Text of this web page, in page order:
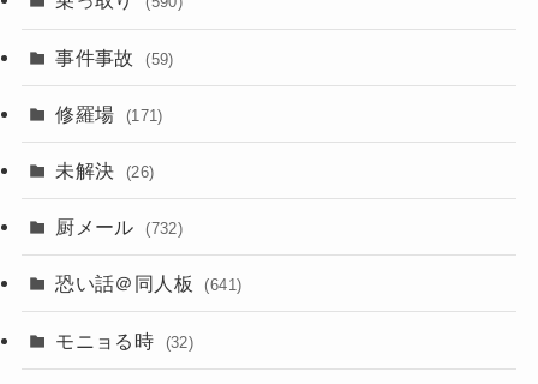
事件事故 (59)
修羅場 (171)
未解決 (26)
厨メール (732)
恐い話＠同人板 (641)
モニョる時 (32)